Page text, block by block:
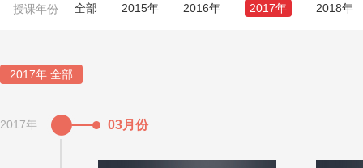
授课年份
全部 2015年 2016年 2017年 2018年
2017年 全部
2017年 03月份